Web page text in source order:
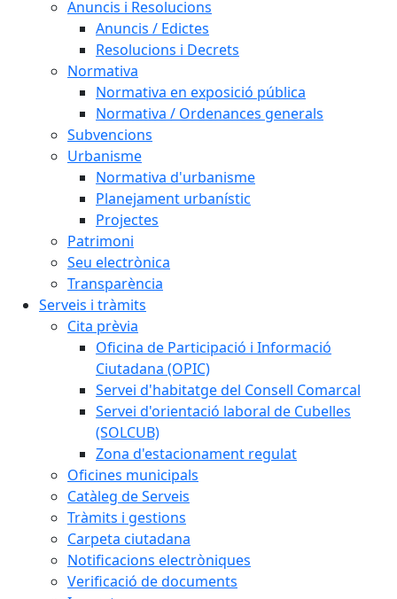
Anuncis i Resolucions
Anuncis / Edictes
Resolucions i Decrets
Normativa
Normativa en exposició pública
Normativa / Ordenances generals
Subvencions
Urbanisme
Normativa d'urbanisme
Planejament urbanístic
Projectes
Patrimoni
Seu electrònica
Transparència
Serveis i tràmits
Cita prèvia
Oficina de Participació i Informació
Ciutadana (OPIC)
Servei d'habitatge del Consell Comarcal
Servei d'orientació laboral de Cubelles
(SOLCUB)
Zona d'estacionament regulat
Oficines municipals
Catàleg de Serveis
Tràmits i gestions
Carpeta ciutadana
Notificacions electròniques
Verificació de documents